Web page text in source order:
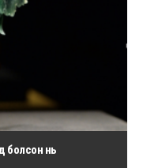
болсон нь